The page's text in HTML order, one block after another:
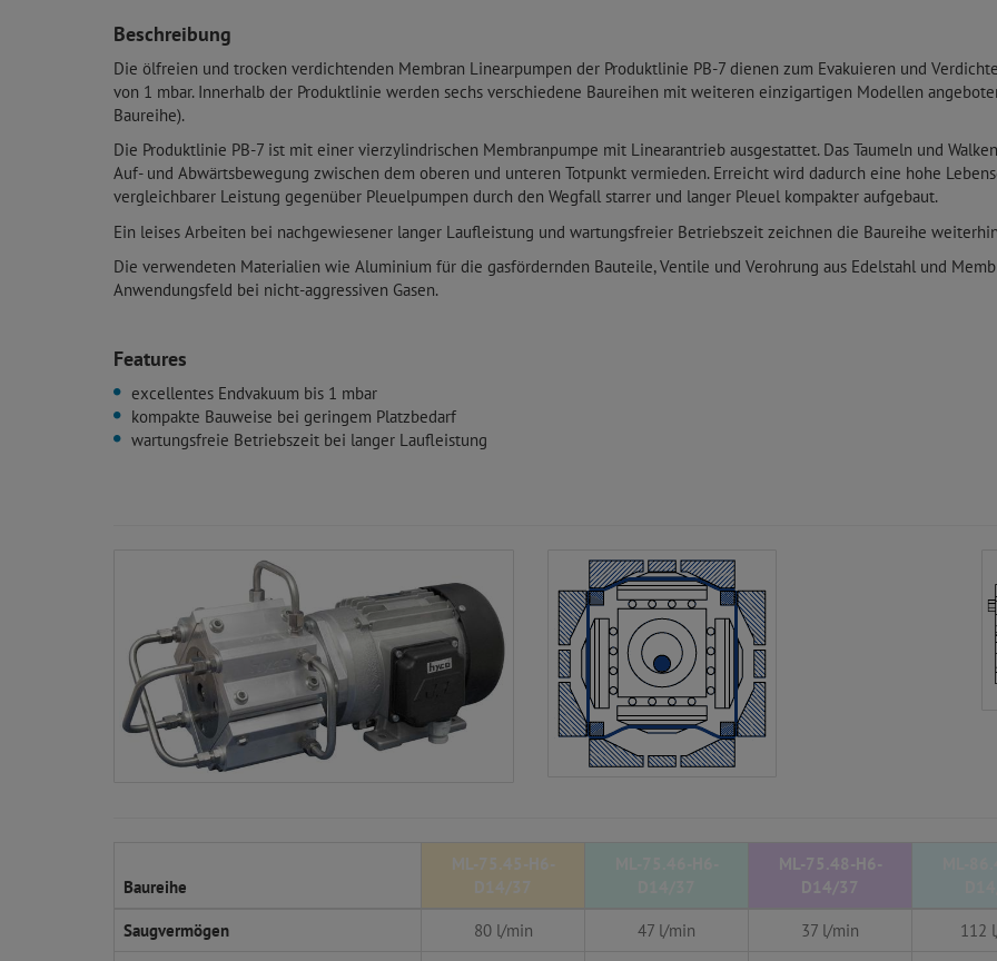
Beschreibung
Die ölfreien und trocken verdichtenden Membran Linearpumpen der Produktlinie PB-7 dienen zum Evakuieren und
von 1 mbar. Innerhalb der Produktlinie werden sechs verschiedene Baureihen mit weiteren einzigartigen Modellen
Baureihe).
Die Produktlinie PB-7 ist mit einer vierzylindrischen Membranpumpe mit Linearantrieb ausgestattet. Das Taumeln und
Auf- und Abwärtsbewegung zwischen dem oberen und unteren Totpunkt vermieden. Erreicht wird dadurch eine hohe
vergleichbarer Leistung gegenüber Pleuelpumpen durch den Wegfall starrer und langer Pleuel kompakter aufgebaut.
Ein leises Arbeiten bei nachgewiesener langer Laufleistung und wartungsfreier Betriebszeit zeichnen die Baureihe
Die verwendeten Materialien wie Aluminium für die gasfördernden Bauteile, Ventile und Verohrung aus Edelstahl und
Anwendungsfeld bei nicht-aggressiven Gasen.
Features
excellentes Endvakuum bis 1 mbar
kompakte Bauweise bei geringem Platzbedarf
wartungsfreie Betriebszeit bei langer Laufleistung
Baureihe
ML-75.45-H6-
D14/37
ML-75.48-H6-
D14/37
Saugvermögen 80 l/min 47 l/min 37 l/min
112